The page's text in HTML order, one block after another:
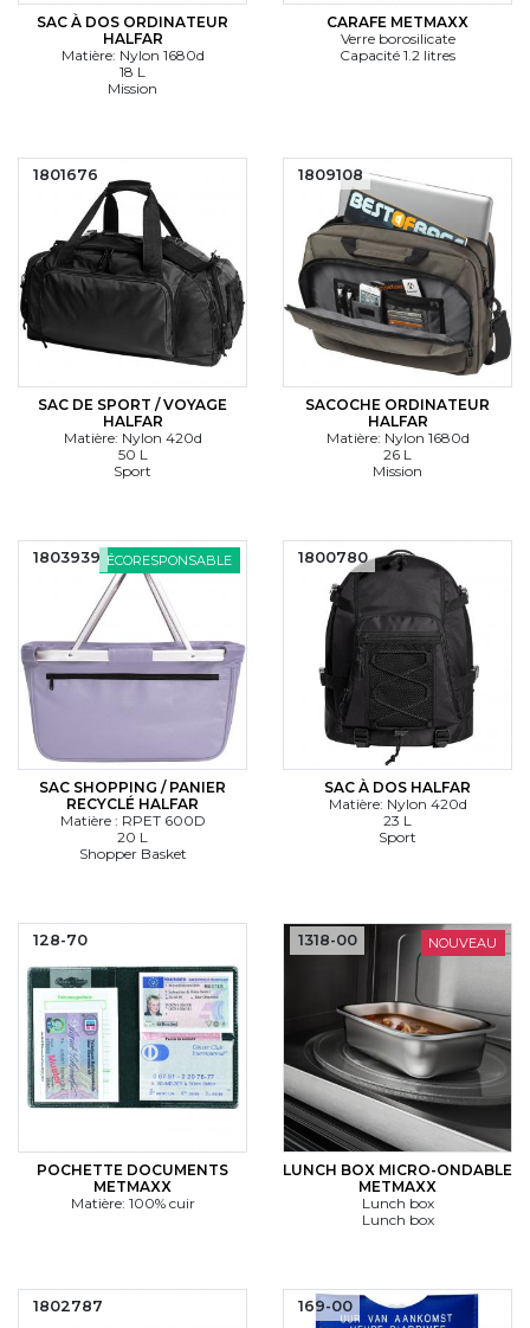
SAC À DOS ORDINATEUR
HALFAR
Matière: Nylon 1680d
18 L
Mission
CARAFE METMAXX
Verre borosilicate
Capacité 1.2 litres
SAC DE SPORT / VOYAGE
HALFAR
Matière: Nylon 420d
50 L
Sport
1801676
SACOCHE ORDINATEUR
HALFAR
Matière: Nylon 1680d
26 L
Mission
1809108
ÉCORESPONSABLE
SAC SHOPPING / PANIER
RECYCLÉ HALFAR
Matière : RPET 600D
20 L
Shopper Basket
1803939
SAC À DOS HALFAR
Matière: Nylon 420d
23 L
Sport
1800780
POCHETTE DOCUMENTS
METMAXX
Matière: 100% cuir
128-70 NOUVEAU
LUNCH BOX MICRO-ONDABLE
METMAXX
Lunch box
Lunch box
1318-00
1802787 169-00